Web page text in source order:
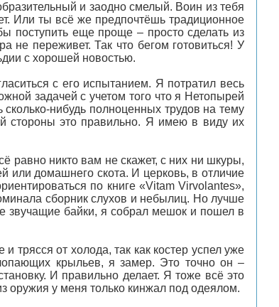
и заодно смелый. Воин из тебя
Или ты всё же предпочтёшь традиционное
поступить еще проще – просто сделать из
не переживет. Так что бегом готовиться! У
с хорошей новостью.
с его испытанием. Я потратил весь
задачей с учетом того что я Нетопырей
нибудь полноценных трудов на тему
стороны это правильно. Я имею в виду их
равно никто вам не скажет, с них ни шкуры,
или домашнего скота. И церковь, в отличие
по книге «Vitam Virvolantes»,
сборник слухов и небылиц. Но лучше
звучащие байки, я собрал мешок и пошел в
трясся от холода, так как костер успел уже
крыльев, я замер. Это точно он –
И правильно делает. Я тоже всё это
оружия у меня только кинжал под одеялом.